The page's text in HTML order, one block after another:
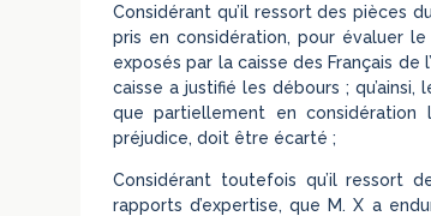
Considérant qu’il ressort des pièces
pris en considération, pour évaluer
exposés par la caisse des Français
caisse a justifié les débours ;
que partiellement en considération
préjudice, doit être écarté ;
Considérant toutefois qu’il ressort
rapports d’expertise, que M. X a